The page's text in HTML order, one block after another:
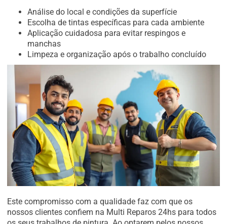
Análise do local e condições da superfície
Escolha de tintas específicas para cada ambiente
Aplicação cuidadosa para evitar respingos e
manchas
Limpeza e organização após o trabalho concluído
Este compromisso com a qualidade faz com que os
nossos clientes confiem na Multi Reparos 24hs para todos